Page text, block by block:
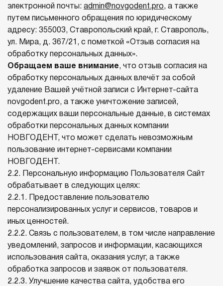
электронной почты: admin@novgodent.pro, а также
путем письменного обращения по юридическому
адресу: 355003, Ставропольский край, г. Ставрополь,
ул. Мира, д. 367/21, с пометкой «Отзыв согласия на
обработку персональных данных».
Обращаем ваше внимание, что отзыв согласия на
обработку персональных данных влечёт за собой
удаление Вашей учётной записи с Интернет-сайта
novgodent.pro, а также уничтожение записей,
содержащих ваши персональные данные, в системах
обработки персональных данных компании
НОВГОДЕНТ, что может сделать невозможным
пользование интернет-сервисами компании
НОВГОДЕНТ.
2.2. Персональную информацию Пользователя Сайт
обрабатывает в следующих целях:
2.2.1. Предоставление пользователю
персонализированных услуг и сервисов, товаров и
иных ценностей.
2.2.2. Связь с пользователем, в том числе направление
уведомлений, запросов и информации, касающихся
использования сайта, оказания услуг, а также
обработка запросов и заявок от пользователя.
2.2.3. Улучшение качества сайта, удобства его